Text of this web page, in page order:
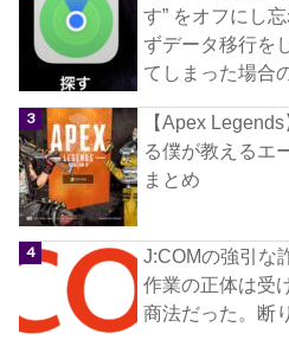
す” をオフにし
ずデータ移行を
てしまった場合
【Apex
る僕が教えるエ
まとめ
J:COMの強引な
作業の正体は受
商法だった。断